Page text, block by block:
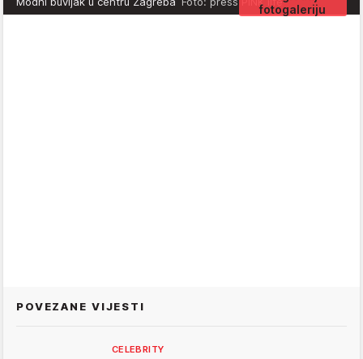
fotogaleriju
POVEZANE VIJESTI
CELEBRITY